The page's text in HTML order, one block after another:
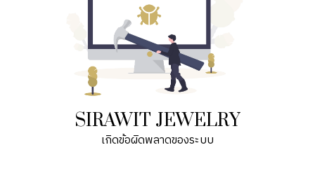
SIRAWIT JEWELRY
เกิดข้อผิดพลาดของระบบ